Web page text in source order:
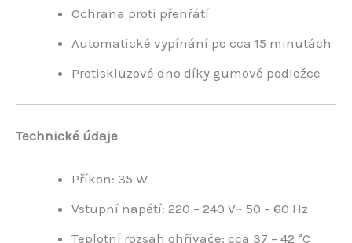
Ochrana proti přehřátí
Automatické vypínání po cca 15 minutách
Protiskluzové dno díky gumové podložce
Technické údaje
Příkon: 35 W
Vstupní napětí: 220 – 240 V~ 50 – 60 Hz
Teplotní rozsah ohřívače: cca 37 – 42 °C